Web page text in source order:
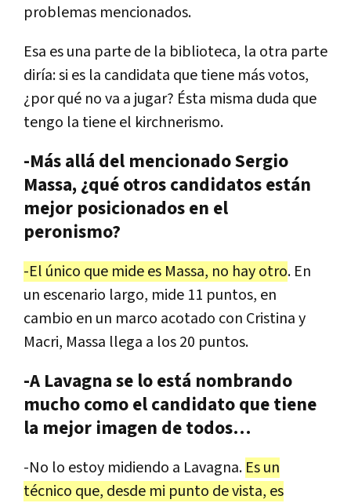
problemas mencionados.
Esa esuna partede la biblioteca, la otra parte
diría:si es la candidata quetiene másvotos,
¿porqué nova a jugar? Ésta misma duda que
tengo la tieneel kirchnerismo.
-Más allá del mencionado Sergio
Massa, ¿qué otros candidatos están
mejor posicionados en el
peronismo?
-El único que midees Massa, no hayotro. En
un escenario largo, mide 11 puntos, en
cambio en un marco acotado con Cristinay
Macri, Massa llega a los20 puntos.
-A Lavagna se lo está nombrando
mucho como el candidato que tiene
la mejor imagen de todos…
-No lo estoy midiendo a Lavagna. Esun
técnico que, desde mi punto devista, es